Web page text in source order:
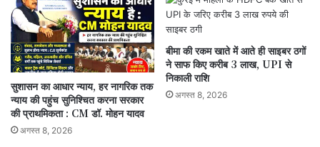
फोकस
सुशासन का आधार न्याय, हर नागरिक तक
न्याय की पहुंच सुनिश्चित करना सरकार
की प्राथमिकता : CM डॉ. मोहन यादव
अगस्त 8, 2026
बीमा की रकम खाते में आते ही साइबर ठगों
ने साफ किए करीब 3 लाख, UPI से
निकाली राशि
अगस्त 8, 2026